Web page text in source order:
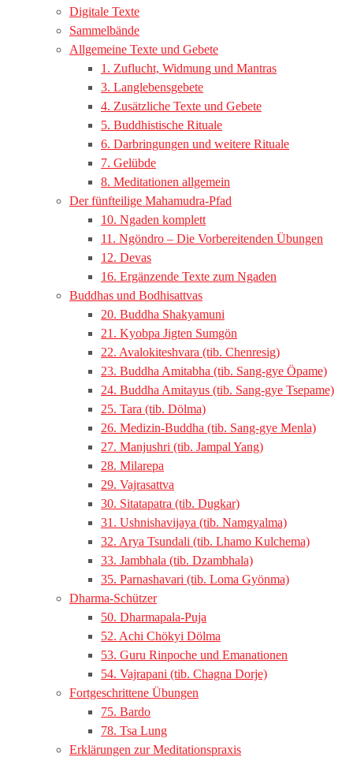
Digitale Texte
Sammelbände
Allgemeine Texte und Gebete
1. Zuflucht, Widmung und Mantras
3. Langlebensgebete
4. Zusätzliche Texte und Gebete
5. Buddhistische Rituale
6. Darbringungen und weitere Rituale
7. Gelübde
8. Meditationen allgemein
Der fünfteilige Mahamudra-Pfad
10. Ngaden komplett
11. Ngöndro – Die Vorbereitenden Übungen
12. Devas
16. Ergänzende Texte zum Ngaden
Buddhas und Bodhisattvas
20. Buddha Shakyamuni
21. Kyobpa Jigten Sumgön
22. Avalokiteshvara (tib. Chenresig)
23. Buddha Amitabha (tib. Sang-gye Öpame)
24. Buddha Amitayus (tib. Sang-gye Tsepame)
25. Tara (tib. Dölma)
26. Medizin-Buddha (tib. Sang-gye Menla)
27. Manjushri (tib. Jampal Yang)
28. Milarepa
29. Vajrasattva
30. Sitatapatra (tib. Dugkar)
31. Ushnishavijaya (tib. Namgyalma)
32. Arya Tsundali (tib. Lhamo Kulchema)
33. Jambhala (tib. Dzambhala)
35. Parnashavari (tib. Loma Gyönma)
Dharma-Schützer
50. Dharmapala-Puja
52. Achi Chökyi Dölma
53. Guru Rinpoche und Emanationen
54. Vajrapani (tib. Chagna Dorje)
Fortgeschrittene Übungen
75. Bardo
78. Tsa Lung
Erklärungen zur Meditationspraxis